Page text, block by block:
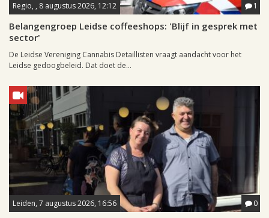
Regio, , 8 augustus 2026, 12:12 1
Belangengroep Leidse coffeeshops: 'Blijf in gesprek met
sector'
De Leidse Vereniging Cannabis Detaillisten vraagt aandacht voor het
Leidse gedoogbeleid. Dat doet de...
Leiden, 7 augustus 2026, 16:56 0